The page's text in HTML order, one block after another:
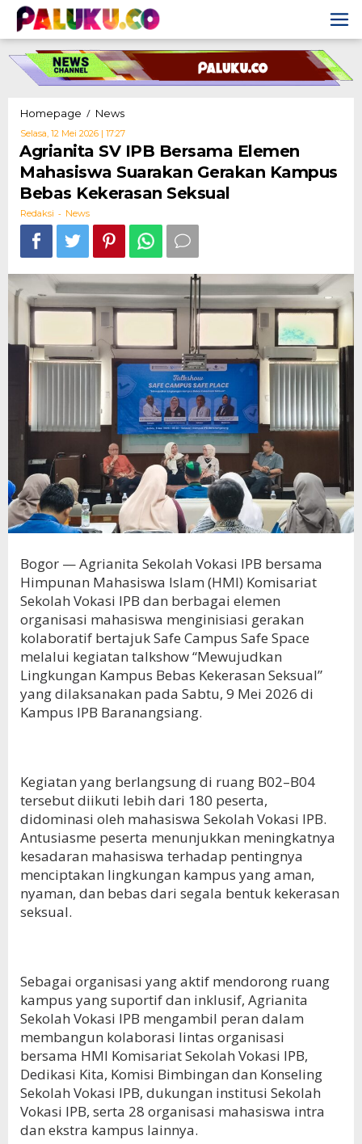
Skip
content
Homepage / NewsAgrianita
SV
Bersama
Elemen
Mahasiswa
Suarakan
Kampus
Bebas
Kekerasan
Seksual
Selasa, 12 Mei 2026 | 17:27Oleh
Redaksi
Agrianita SV IPB Bersama Elemen
Mahasiswa Suarakan Gerakan Kampus
Bebas Kekerasan Seksual
Redaksi - News
Bogor — Agrianita Sekolah Vokasi IPB bersama
Himpunan Mahasiswa Islam (HMI) Komisariat
Sekolah Vokasi IPB dan berbagai elemen
organisasi mahasiswa menginisiasi gerakan
kolaboratif bertajuk Safe Campus Safe Space
melalui kegiatan talkshow “Mewujudkan
Lingkungan Kampus Bebas Kekerasan Seksual”
yang dilaksanakan pada Sabtu, 9 Mei 2026 di
Kampus IPB Baranangsiang.
Kegiatan yang berlangsung di ruang B02–B04
tersebut diikuti lebih dari 180 peserta,
didominasi oleh mahasiswa Sekolah Vokasi IPB.
Antusiasme peserta menunjukkan meningkatnya
kesadaran mahasiswa terhadap pentingnya
menciptakan lingkungan kampus yang aman,
nyaman, dan bebas dari segala bentuk kekerasan
seksual.
Sebagai organisasi yang aktif mendorong ruang
kampus yang suportif dan inklusif, Agrianita
Sekolah Vokasi IPB mengambil peran dalam
membangun kolaborasi lintas organisasi
bersama HMI Komisariat Sekolah Vokasi IPB,
Dedikasi Kita, Komisi Bimbingan dan Konseling
Sekolah Vokasi IPB, dukungan institusi Sekolah
Vokasi IPB, serta 28 organisasi mahasiswa intra
dan ekstra kampus lainnya.